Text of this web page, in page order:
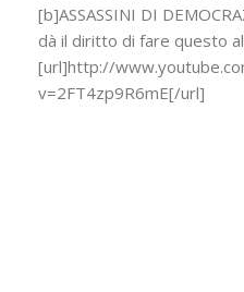
[b]ASSASSINI DI
dà il diritto di fare questo
[url]http://
v=2FT4zp9R6mE[/url]